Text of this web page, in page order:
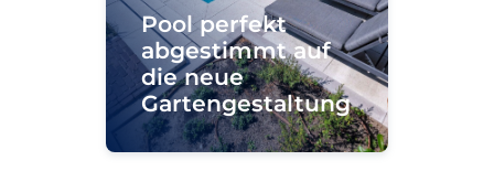
Pool perfekt
abgestimmt auf
die neue
Gartengestaltung